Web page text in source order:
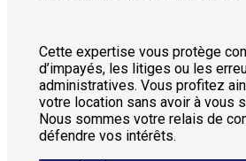
Cette expertise vous protège
d’impayés, les litiges ou les
administratives. Vous profitez
votre location sans avoir à vous
Nous sommes votre relais de
défendre vos intérêts.